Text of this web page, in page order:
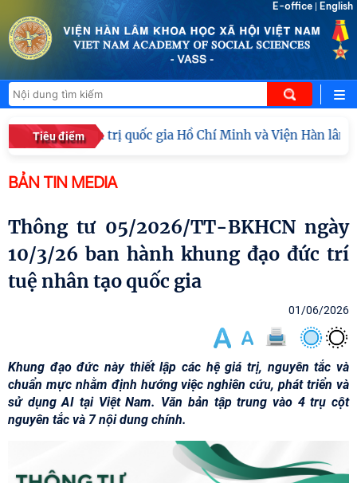
E-office English
Tiêu điểm
viện Chính trị quốc gia Hồ Chí Minh và Viện Hàn lâm
BẢN TIN MEDIA
Thông tư 05/2026/TT-BKHCN ngày
10/3/26 ban hành khung đạo đức trí
tuệ nhân tạo quốc gia
01/06/2026
Khung đạo đức này thiết lập các hệ giá trị, nguyên tắc và
chuẩn mực nhằm định hướng việc nghiên cứu, phát triển và
sử dụng AI tại Việt Nam. Văn bản tập trung vào 4 trụ cột
nguyên tắc và 7 nội dung chính.